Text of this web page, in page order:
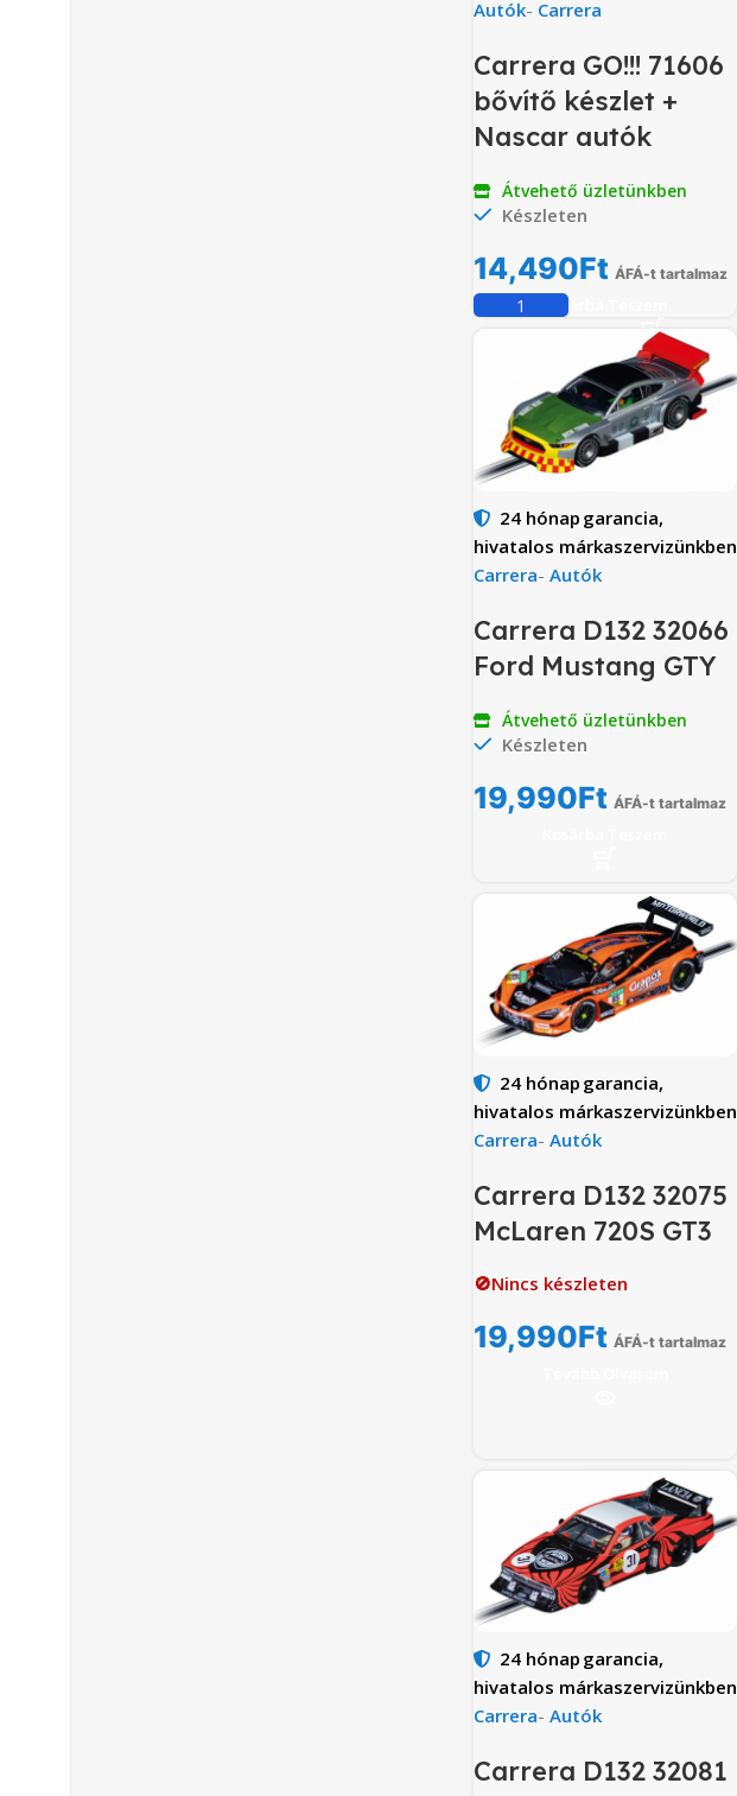
Autók- Carrera
Carrera GO!!! 71606
bővítő készlet +
Nascar autók
Átvehető üzletünkben
Készleten
14,490Ft ÁFÁ-t tartalmaz
24 hónap garancia,
hivatalos márkaszervizünkben
Carrera- Autók
Carrera D132 32066
Ford Mustang GTY
Átvehető üzletünkben
Készleten
19,990Ft ÁFÁ-t tartalmaz
24 hónap garancia,
hivatalos márkaszervizünkben
Carrera- Autók
Carrera D132 32075
McLaren 720S GT3
🚫Nincs készleten
19,990Ft ÁFÁ-t tartalmaz
24 hónap garancia,
hivatalos márkaszervizünkben
Carrera- Autók
Carrera D132 32081